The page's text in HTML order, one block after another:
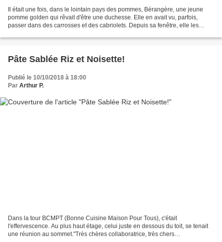
Il était une fois, dans le lointain pays des pommes, Bérangère, une jeune
pomme golden qui rêvait d'être une duchesse. Elle en avait vu, parfois,
passer dans des carrosses et des cabriolets. Depuis sa fenêtre, elle les
Pâte Sablée Riz et Noisette!
Publié le 10/10/2018 à 18:00
Par Arthur P.
Dans la tour BCMPT (Bonne Cuisine Maison Pour Tous), c'était
l'effervescence. Au plus haut étage, celui juste en dessous du toit, se tenait
une réunion au sommet."Très chères collaboratrice, très chers